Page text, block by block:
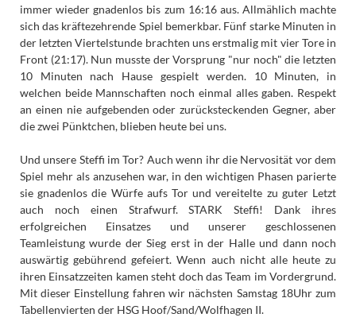
immer wieder gnadenlos bis zum 16:16 aus. Allmählich machte
sich das kräftezehrende Spiel bemerkbar. Fünf starke Minuten in
der letzten Viertelstunde brachten uns erstmalig mit vier Tore in
Front (21:17). Nun musste der Vorsprung "nur noch" die letzten
10 Minuten nach Hause gespielt werden. 10 Minuten, in
welchen beide Mannschaften noch einmal alles gaben. Respekt
an einen nie aufgebenden oder zurücksteckenden Gegner, aber
die zwei Pünktchen, blieben heute bei uns.
Und unsere Steffi im Tor? Auch wenn ihr die Nervosität vor dem
Spiel mehr als anzusehen war, in den wichtigen Phasen parierte
sie gnadenlos die Würfe aufs Tor und vereitelte zu guter Letzt
auch noch einen Strafwurf. STARK Steffi! Dank ihres
erfolgreichen Einsatzes und unserer geschlossenen
Teamleistung wurde der Sieg erst in der Halle und dann noch
auswärtig gebührend gefeiert. Wenn auch nicht alle heute zu
ihren Einsatzzeiten kamen steht doch das Team im Vordergrund.
Mit dieser Einstellung fahren wir nächsten Samstag 18Uhr zum
Tabellenvierten der HSG Hoof/Sand/Wolfhagen II.